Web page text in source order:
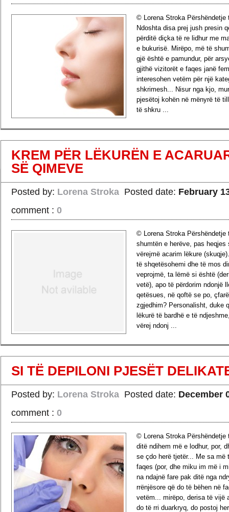
© Lorena Stroka Përshëndetje
Ndoshta disa prej jush presin
përditë diçka të re lidhur me
e bukurisë. Mirëpo, më të
gjë është e pamundur, për
gjithë vizitorët e faqes janë
interesohen vetëm për një
shkrimesh... Nisur nga kjo,
pjesëtoj kohën në mënyrë të
të shkru ...
KREM PËR LËKURËN E
SË QIMEVE
Posted by: Lorena Stroka Posted date: February
comment : 0
© Lorena Stroka Përshëndetje
shumtën e herëve, pas heqjes
vërejmë acarim lëkure
të shqetësohemi dhe të mos
veprojmë, ta lëmë si është
vetë), apo të përdorim ndonjë
qetësues, në qoftë se po,
zgjedhim? Personalisht, duke
lëkurë të bardhë e të
vërej ndonj ...
SI TË DEPILONI PJESËT
Posted by: Lorena Stroka Posted date: December
comment : 0
© Lorena Stroka Përshëndetje
ditë ndihem më e lodhur, por,
se çdo herë tjetër... Me sa më
faqes (por, dhe miku im më i
na ndajnë fare pak ditë nga
rrënjësore që do të bëhen në
vetëm... mirëpo, derisa të vijë
do të rri duarkryq, do postoj